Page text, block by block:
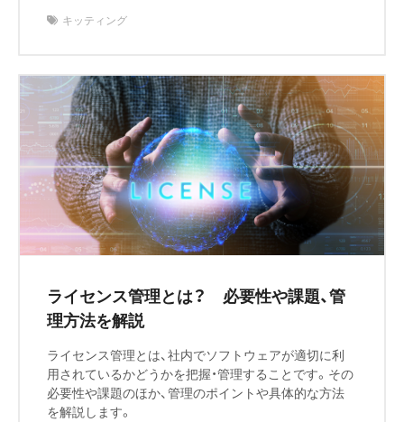
キッティング
ライセンス管理とは？ 必要性や課題、管
理方法を解説
ライセンス管理とは、社内でソフトウェアが適切に利
用されているかどうかを把握・管理することです。その
必要性や課題のほか、管理のポイントや具体的な方法
を解説します。